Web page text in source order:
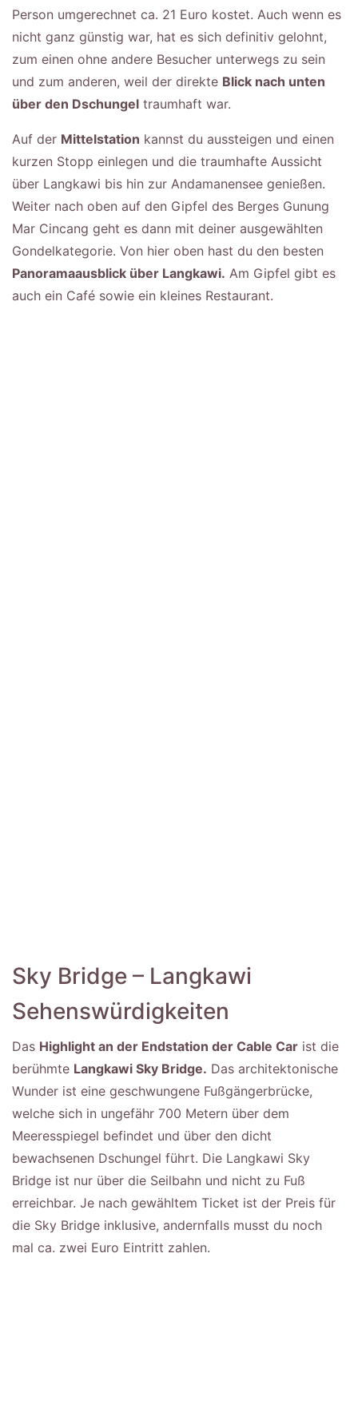
Person umgerechnet ca. 21 Euro kostet. Auch wenn es
nicht ganz günstig war, hat es sich definitiv gelohnt,
zum einen ohne andere Besucher unterwegs zu sein
und zum anderen, weil der direkte Blick nach unten
über den Dschungel traumhaft war.
Auf der Mittelstation kannst du aussteigen und einen
kurzen Stopp einlegen und die traumhafte Aussicht
über Langkawi bis hin zur Andamanensee genießen.
Weiter nach oben auf den Gipfel des Berges Gunung
Mar Cincang geht es dann mit deiner ausgewählten
Gondelkategorie. Von hier oben hast du den besten
Panoramaausblick über Langkawi. Am Gipfel gibt es
auch ein Café sowie ein kleines Restaurant.
Sky Bridge – Langkawi
Sehenswürdigkeiten
Das Highlight an der Endstation der Cable Car ist die
berühmte Langkawi Sky Bridge. Das architektonische
Wunder ist eine geschwungene Fußgängerbrücke,
welche sich in ungefähr 700 Metern über dem
Meeresspiegel befindet und über den dicht
bewachsenen Dschungel führt. Die Langkawi Sky
Bridge ist nur über die Seilbahn und nicht zu Fuß
erreichbar. Je nach gewähltem Ticket ist der Preis für
die Sky Bridge inklusive, andernfalls musst du noch
mal ca. zwei Euro Eintritt zahlen.